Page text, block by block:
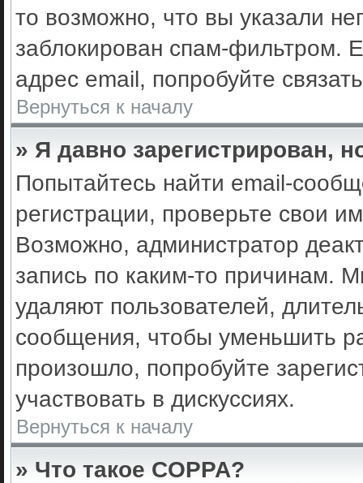
то возможно, что вы указали
заблокирован спам-фильтром.
адрес email, попробуйте
Вернуться к началу
» Я давно зарегистрирован,
Попытайтесь найти email-
регистрации, проверьте свои
Возможно, администратор
запись по каким-то причинам.
удаляют пользователей,
сообщения, чтобы уменьшить
произошло, попробуйте
участвовать в дискуссиях.
Вернуться к началу
» Что такое COPPA?